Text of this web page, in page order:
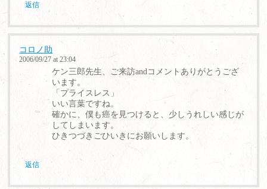
返信
コロノ助
2006/09/27 at 23:04
ケン三郎先生、ご来訪andコメントありがとうござ
います。
「プライスレス」
いい言葉ですね。
確かに、僕も癌を見つけると、少しうれしい感じが
してしまいます。
ひきつづきごひいきにお願いします。
返信